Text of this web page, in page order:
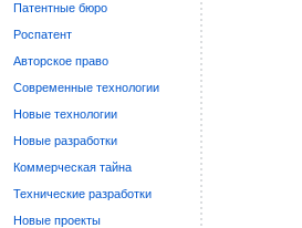
Патентные бюро
Роспатент
Авторское право
Современные технологии
Новые технологии
Новые разработки
Коммерческая тайна
Технические разработки
Новые проекты